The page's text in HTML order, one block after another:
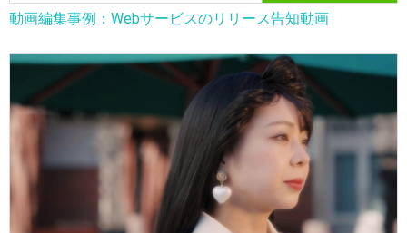
動画編集事例：Webサービスのリリース告知動画